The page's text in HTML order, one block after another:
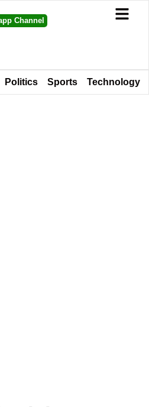
Channel
Politics Sports Technology